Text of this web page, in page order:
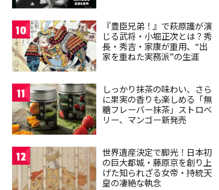
10
『豊臣兄弟！』で萩原護が演
じる武将・小堀正次とは？秀
長・秀吉・家康が重用、“出
家を重ねた実務派”の生涯
11
しっかり抹茶の味わい、さら
に果実の香りも楽しめる「無
糖フレーバー抹茶」ストロベ
リー、マンゴー新発売
12
世界遺産決定で脚光！日本初
の巨大都城・藤原京を創り上
げた知られざる女帝・持統天
皇の凄絶な執念